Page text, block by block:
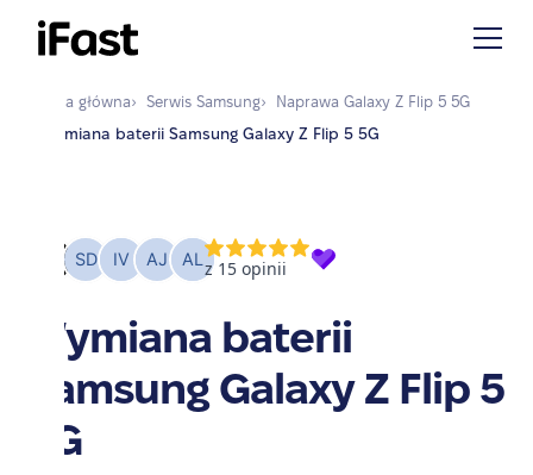
Strona główna› Serwis Samsung› Naprawa Galaxy Z Flip 5 5G
Wymiana baterii Samsung Galaxy Z Flip 5 5G
Wymiana baterii
Samsung Galaxy Z Flip 5
5G